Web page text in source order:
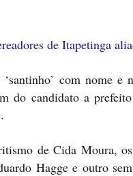
de Itapetinga
com nome
do candidato a
de Cida Moura,
Hagge e outro